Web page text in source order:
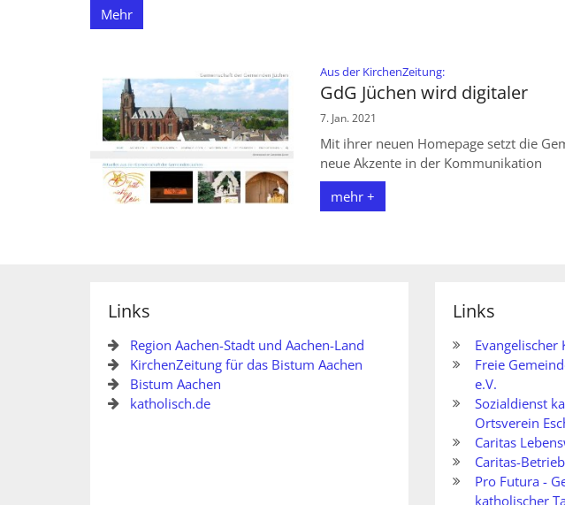
Mehr
Aus der KirchenZeitung::
GdG Jüchen wird digitaler
7. Jan. 2021
Mit ihrer neuen Homepage setzt die
neue Akzente in der Kommunikation
mehr +
Links
Region Aachen-Stadt und Aachen-Land
KirchenZeitung für das Bistum Aachen
Bistum Aachen
katholisch.de
Links
Evangelischer
Freie
e.V.
Sozialdienst
Ortsverein
Caritas
Caritas-
Pro Futura -
katholischer